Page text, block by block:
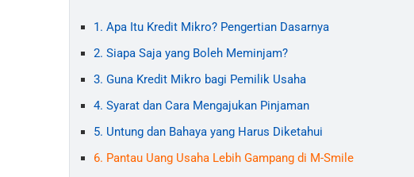
1. Apa Itu Kredit Mikro? Pengertian Dasarnya
2. Siapa Saja yang Boleh Meminjam?
3. Guna Kredit Mikro bagi Pemilik Usaha
4. Syarat dan Cara Mengajukan Pinjaman
5. Untung dan Bahaya yang Harus Diketahui
6. Pantau Uang Usaha Lebih Gampang di M-Smile